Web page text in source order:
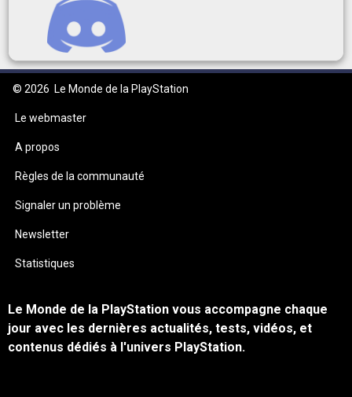
© 2026 Le Monde de la PlayStation
Le webmaster
A propos
Règles de la communauté
Signaler un problème
Newsletter
Statistiques
Le Monde de la PlayStation vous accompagne chaque
jour avec les dernières actualités, tests, vidéos, et
contenus dédiés à l'univers PlayStation.